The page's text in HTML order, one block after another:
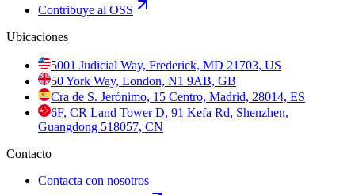
Contribuye al OSS
Ubicaciones
5001 Judicial Way, Frederick, MD 21703, US
50 York Way, London, N1 9AB, GB
Cra de S. Jerónimo, 15 Centro, Madrid, 28014, ES
6F, CR Land Tower D, 91 Kefa Rd, Shenzhen,
Guangdong 518057, CN
Contacto
Contacta con nosotros